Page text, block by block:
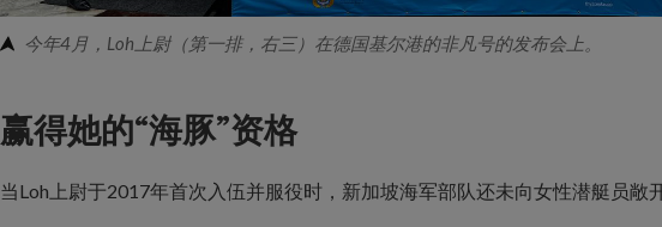
今年4月，Loh上尉（第一排，右三）在德国基尔港的非凡号的发布会上。
赢得她的“海豚”资格
当Loh上尉于2017年首次入伍并服役时，新加坡海军部队还未向女性潜艇员敞